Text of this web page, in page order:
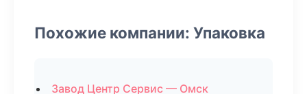
Похожие компании: Упаковка
Завод Центр Сервис — Омск